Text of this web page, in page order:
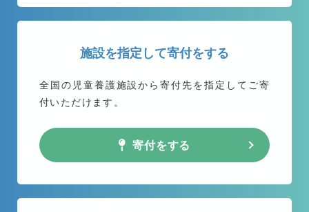
施設を指定して寄付をする
全国の児童養護施設から寄付先を指定してご寄
付いただけます。
寄付をする